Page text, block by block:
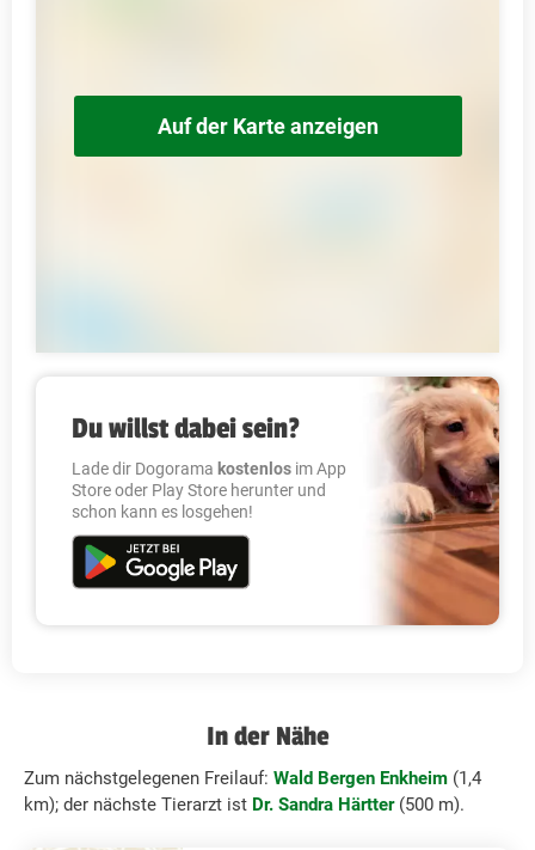
Auf der Karte anzeigen
Du willst dabei sein?
Lade dir Dogorama kostenlos im App
Store oder Play Store herunter und
schon kann es losgehen!
In der Nähe
Zum nächstgelegenen Freilauf: Wald Bergen Enkheim (1,4
km); der nächste Tierarzt ist Dr. Sandra Härtter(500 m).